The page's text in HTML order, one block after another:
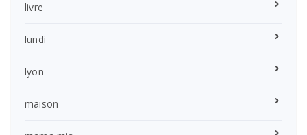
livre
lundi
lyon
maison